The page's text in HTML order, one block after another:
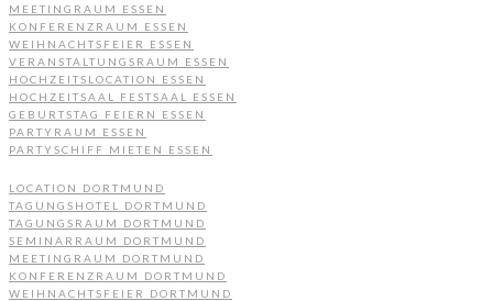
MEETINGRAUM ESSEN
KONFERENZRAUM ESSEN
WEIHNACHTSFEIER ESSEN
VERANSTALTUNGSRAUM ESSEN
HOCHZEITSLOCATION ESSEN
HOCHZEITSAAL FESTSAAL ESSEN
GEBURTSTAG FEIERN ESSEN
PARTYRAUM ESSEN
PARTYSCHIFF MIETEN ESSEN
LOCATION DORTMUND
TAGUNGSHOTEL DORTMUND
TAGUNGSRAUM DORTMUND
SEMINARRAUM DORTMUND
MEETINGRAUM DORTMUND
KONFERENZRAUM DORTMUND
WEIHNACHTSFEIER DORTMUND